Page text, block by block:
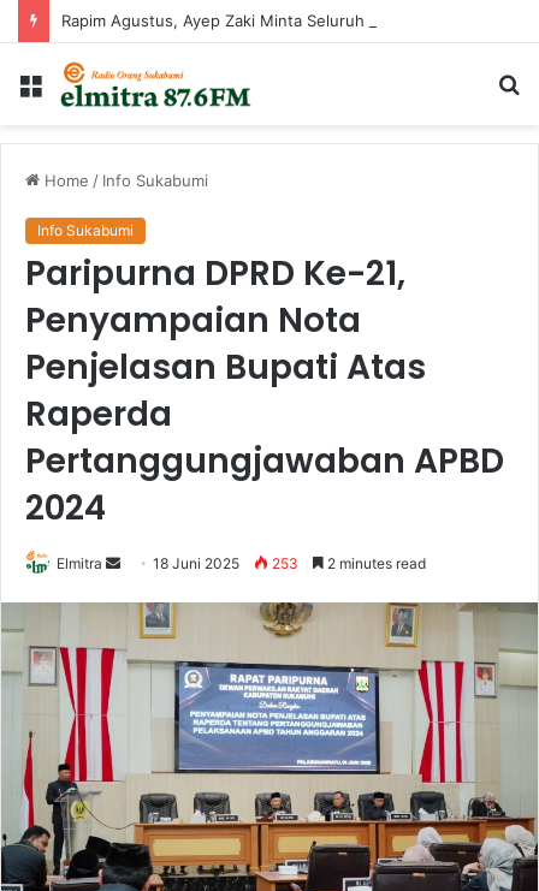
Menu
Home / Info Sukabumi
Info Sukabumi
Paripurna DPRD Ke-21,
Penyampaian Nota
Penjelasan Bupati Atas
Raperda
Pertanggungjawaban APBD
2024
Elmitra
Send
email
18 Juni 2025 253 2 minutes read